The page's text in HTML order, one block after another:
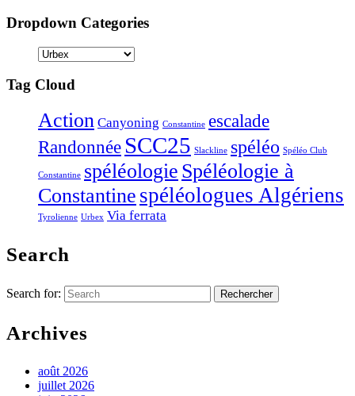
Dropdown Categories
Tag Cloud
Action Canyoning Constantine escalade
Randonnée SCC25 Slackline spéléo Spéléo Club
Constantine spéléologie Spéléologie à
Constantine spéléologues Algériens
Tyrolienne Urbex Via ferrata
Search
Search for:
Archives
août 2026
juillet 2026